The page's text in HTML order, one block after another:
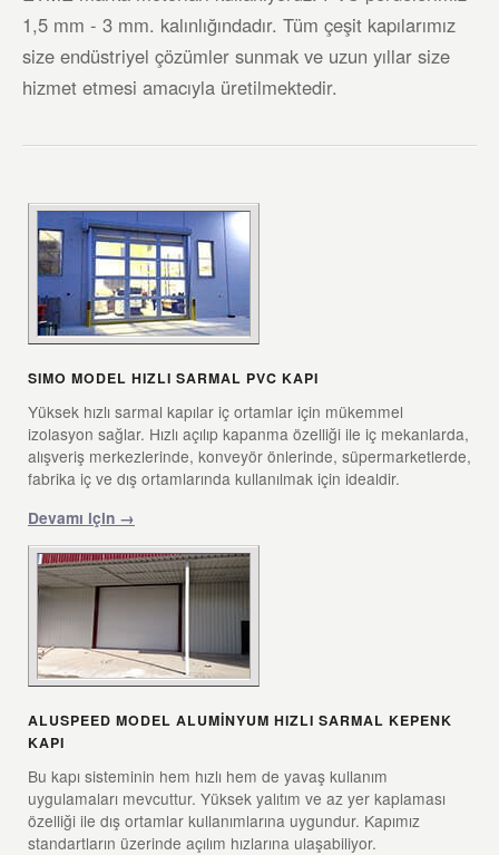
1,5 mm - 3 mm. kalınlığındadır. Tüm çeşit kapılarımız
size endüstriyel çözümler sunmak ve uzun yıllar size
hizmet etmesi amacıyla üretilmektedir.
SIMO MODEL HIZLI SARMAL PVC KAPI
Yüksek hızlı sarmal kapılar iç ortamlar için mükemmel
izolasyon sağlar. Hızlı açılıp kapanma özelliği ile iç mekanlarda,
alışveriş merkezlerinde, konveyör önlerinde, süpermarketlerde,
fabrika iç ve dış ortamlarında kullanılmak için idealdir.
Devamı için →
ALUSPEED MODEL ALUMINYUM HIZLI SARMAL KEPENK
KAPI
Bu kapı sisteminin hem hızlı hem de yavaş kullanım
uygulamaları mevcuttur. Yüksek yalıtım ve az yer kaplaması
özelliği ile dış ortamlar kullanımlarına uygundur. Kapımız
standartların üzerinde açılım hızlarına ulaşabiliyor.